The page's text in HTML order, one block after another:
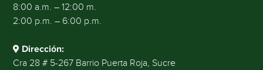
8:00 a.m. – 12:00 m.
2:00 p.m. – 6:00 p.m.
Dirección:
Cra 28 # 5-267 Barrio Puerta Roja, Sucre